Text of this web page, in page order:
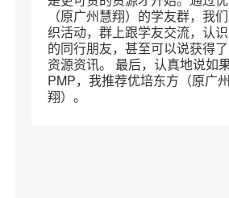
（原广州慧翔）的学友群，我
织活动，群上跟学友交流，认
的同行朋友，甚至可以说获得
资源资讯。 最后，认真地说如
PMP，我推荐优培东方（原广
翔）。